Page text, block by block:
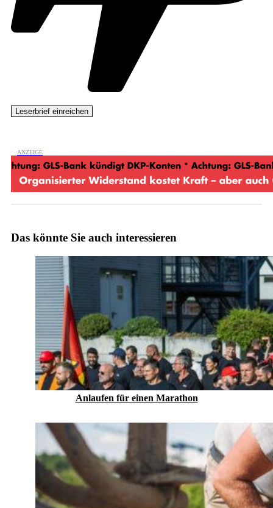
Das könnte Sie auch interessieren
Anlaufen für einen Marathon